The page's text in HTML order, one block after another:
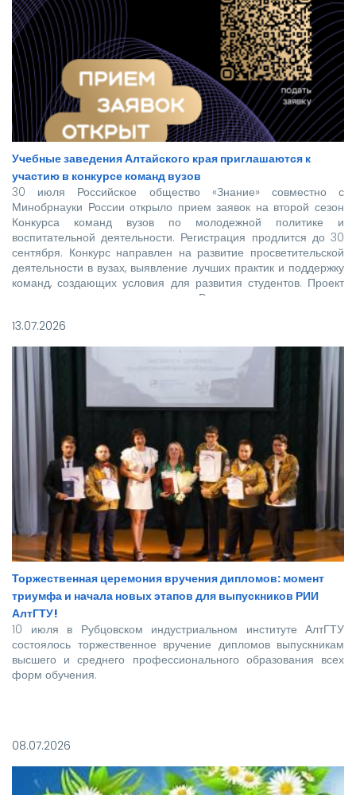
Учебные заведения Алтайского края приглашаются к
участию в конкурсе команд вузов
30 июля Российское общество «Знание» совместно с
Минобрнауки России открыло прием заявок на второй сезон
Конкурса команд вузов по молодежной политике и
воспитательной деятельности. Регистрация продлится до 30
сентября. Конкурс направлен на развитие просветительской
деятельности в вузах, выявление лучших практик и поддержку
команд, создающих условия для развития студентов. Проект
реализуется при поддержке Росмолодежи в рамках
13.07.2026
Торжественная церемония вручения дипломов: момент
триумфа и начала новых этапов для выпускников РИИ
АлтГТУ!
10 июля в Рубцовском индустриальном институте АлтГТУ
состоялось торжественное вручение дипломов выпускникам
высшего и среднего профессионального образования всех
форм обучения.
высококвалифицированных специалистов, которым предстоит
стать надежной опорой и строить будущее нашей великой
страны.
08.07.2026